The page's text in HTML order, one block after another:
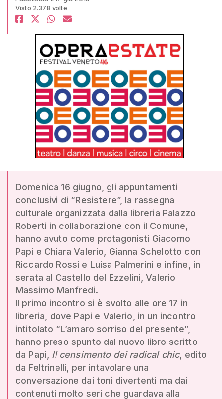
Visto 2.378 volte
Domenica 16 giugno, gli appuntamenti
conclusivi di “Resistere”, la rassegna
culturale organizzata dalla libreria Palazzo
Roberti in collaborazione con il Comune,
hanno avuto come protagonisti Giacomo
Papi e Chiara Valerio, Gianna Schelotto con
Riccardo Rossi e Luisa Palmerini e infine, in
serata al Castello del Ezzelini, Valerio
Massimo Manfredi.
Il primo incontro si è svolto alle ore 17 in
libreria, dove Papi e Valerio, in un incontro
intitolato “L’amaro sorriso del presente”,
hanno preso spunto dal nuovo libro scritto
da Papi, Il censimento dei radical chic, edito
da Feltrinelli, per intavolare una
conversazione dai toni divertenti ma dai
contenuti molto seri che guardava alla